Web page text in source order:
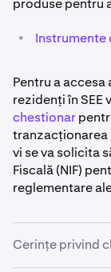
produse pentru
• Instrumente
Pentru a
rezidenți în SEE
chestionar
tranzacționarea
vi se va solicita
Fiscală (NIF)
reglementare
Cerințe privind